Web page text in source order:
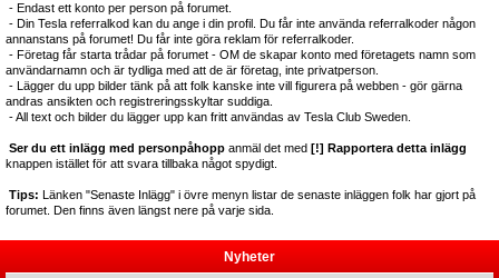
- Endast ett konto per person på forumet.
- Din Tesla referralkod kan du ange i din profil. Du får inte använda referralkoder någon
annanstans på forumet! Du får inte göra reklam för referralkoder.
- Företag får starta trådar på forumet - OM de skapar konto med företagets namn som
användarnamn och är tydliga med att de är företag, inte privatperson.
- Lägger du upp bilder tänk på att folk kanske inte vill figurera på webben - gör gärna
andras ansikten och registreringsskyltar suddiga.
- All text och bilder du lägger upp kan fritt användas av Tesla Club Sweden.
Ser du ett inlägg med personpåhopp anmäl det med [!] Rapportera detta inlägg
knappen istället för att svara tillbaka något spydigt.
Tips: Länken "Senaste Inlägg" i övre menyn listar de senaste inläggen folk har gjort på
forumet. Den finns även längst nere på varje sida.
Nyheter